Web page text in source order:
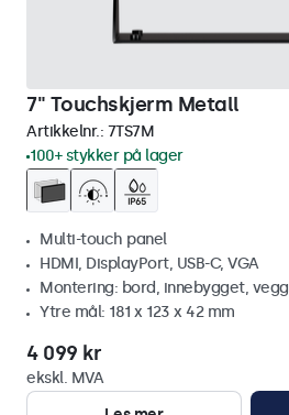
7" Touchskjerm Metall
Artikkelnr.: 7TS7M
100+ stykker på lager
Multi-touch panel
HDMI, DisplayPort, USB-C, VGA
Montering: bord, innebygget, vegg
Ytre mål: 181 x 123 x 42 mm
4 099 kr
ekskl. MVA